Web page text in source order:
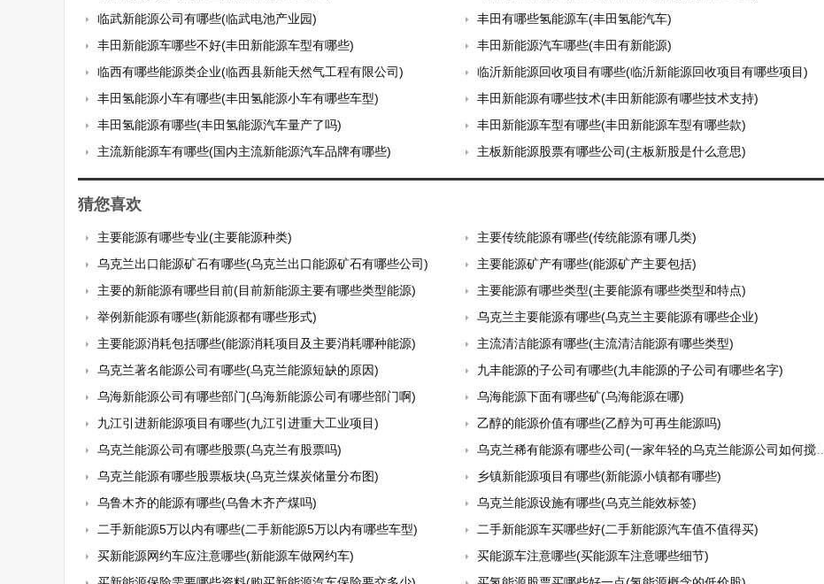
临武新能源公司有哪些(临武电池产业园)
丰田有哪些氢能源车(丰田氢能汽车)
丰田新能源车哪些不好(丰田新能源车型有哪些)
丰田新能源汽车哪些(丰田有新能源)
临西有哪些能源类企业(临西县新能天然气工程有限公司)
临沂新能源回收项目有哪些(临沂新能源回收项目有哪些项目)
丰田氢能源小车有哪些(丰田氢能源小车有哪些车型)
丰田新能源有哪些技术(丰田新能源有哪些技术支持)
丰田氢能源有哪些(丰田氢能源汽车量产了吗)
丰田新能源车型有哪些(丰田新能源车型有哪些款)
主流新能源车有哪些(国内主流新能源汽车品牌有哪些)
主板新能源股票有哪些公司(主板新股是什么意思)
猜您喜欢
主要能源有哪些专业(主要能源种类)
主要传统能源有哪些(传统能源有哪几类)
乌克兰出口能源矿石有哪些(乌克兰出口能源矿石有哪些公司)
主要能源矿产有哪些(能源矿产主要包括)
主要的新能源有哪些目前(目前新能源主要有哪些类型能源)
主要能源有哪些类型(主要能源有哪些类型和特点)
举例新能源有哪些(新能源都有哪些形式)
乌克兰主要能源有哪些(乌克兰主要能源有哪些企业)
主要能源消耗包括哪些(能源消耗项目及主要消耗哪种能源)
主流清洁能源有哪些(主流清洁能源有哪些类型)
乌克兰著名能源公司有哪些(乌克兰能源短缺的原因)
九丰能源的子公司有哪些(九丰能源的子公司有哪些名字)
乌海新能源公司有哪些部门(乌海新能源公司有哪些部门啊)
乌海能源下面有哪些矿(乌海能源在哪)
九江引进新能源项目有哪些(九江引进重大工业项目)
乙醇的能源价值有哪些(乙醇为可再生能源吗)
乌克兰能源公司有哪些股票(乌克兰有股票吗)
乌克兰稀有能源有哪些公司(一家年轻的乌克兰能源公司如何搅动了美国的大选风云)
乌克兰能源有哪些股票板块(乌克兰煤炭储量分布图)
乡镇新能源项目有哪些(新能源小镇都有哪些)
乌鲁木齐的能源有哪些(乌鲁木齐产煤吗)
乌克兰能源设施有哪些(乌克兰能效标签)
二手新能源5万以内有哪些(二手新能源5万以内有哪些车型)
二手新能源车买哪些好(二手新能源汽车值不值得买)
买新能源网约车应注意哪些(新能源车做网约车)
买能源车注意哪些(买能源车注意哪些细节)